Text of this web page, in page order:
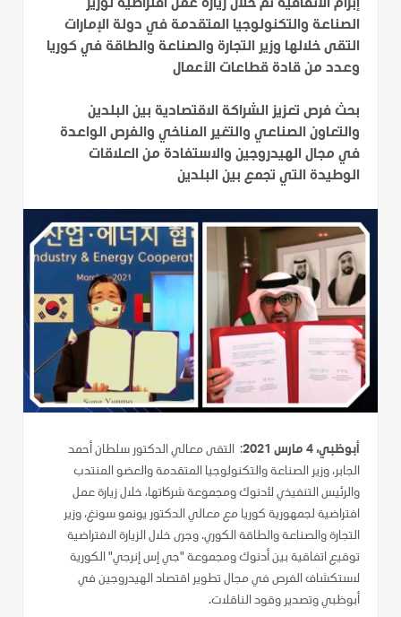
إبرام الاتفاقية تم خلال زيارة عمل افتراضية لوزير
الصناعة والتكنولوجيا المتقدمة في دولة الإمارات
التقى خلالها وزير التجارة والصناعة والطاقة في كوريا
وعدد من قادة قطاعات الأعمال
بحث فرص تعزيز الشراكة الاقتصادية بين البلدين
والتعاون الصناعي والتغير المناخي والفرص الواعدة
في مجال الهيدروجين والاستفادة من العلاقات
الوطيدة التي تجمع بين البلدين
أبوظبي، 4 مارس 2021
: التقى معالي الدكتور سلطان أحمد
الجابر، وزير الصناعة والتكنولوجيا المتقدمة والعضو المنتدب
والرئيس التنفيذي لأدنوك ومجموعة شركاتها، خلال زيارة عمل
افتراضية لجمهورية كوريا مع معالي الدكتور يونمو سونغ، وزير
التجارة والصناعة والطاقة الكوري. وجرى خلال الزيارة الافتراضية
توقيع اتفاقية بين أدنوك ومجموعة "جي إس إنرجي" الكورية
لاستكشاف الفرص في مجال تطوير اقتصاد الهيدروجين في
أبوظبي وتصدير وقود الناقلات.